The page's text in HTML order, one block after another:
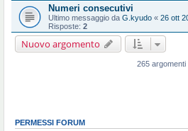
Numeri consecutivi
Ultimo messaggio da G.kyudo « 26 ott
Risposte: 2
Nuovo argomento
265 argomenti
PERMESSI FORUM